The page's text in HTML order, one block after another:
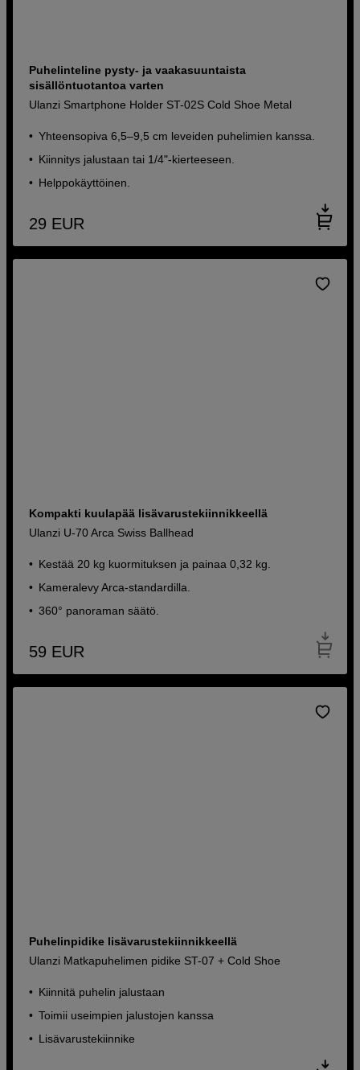
Puhelinteline pysty- ja vaakasuuntaista
sisällöntuotantoa varten
Ulanzi Smartphone Holder ST-02S Cold Shoe Metal
Yhteensopiva 6,5–9,5 cm leveiden puhelimien kanssa.
Kiinnitys jalustaan tai 1/4"-kierteeseen.
Helppokäyttöinen.
29 EUR
Kompakti kuulapää lisävarustekiinnikkeellä
Ulanzi U-70 Arca Swiss Ballhead
Kestää 20 kg kuormituksen ja painaa 0,32 kg.
Kameralevy Arca-standardilla.
360° panoraman säätö.
59 EUR
Puhelinpidike lisävarustekiinnikkeellä
Ulanzi Matkapuhelimen pidike ST-07 + Cold Shoe
Kiinnitä puhelin jalustaan
Toimii useimpien jalustojen kanssa
Lisävarustekiinnike